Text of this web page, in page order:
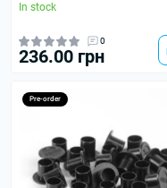
In stock
0
236.00 грн
Pre-order